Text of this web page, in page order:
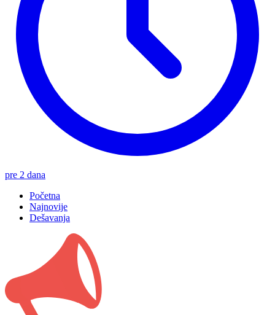
pre 2 dana
Početna
Najnovije
Dešavanja